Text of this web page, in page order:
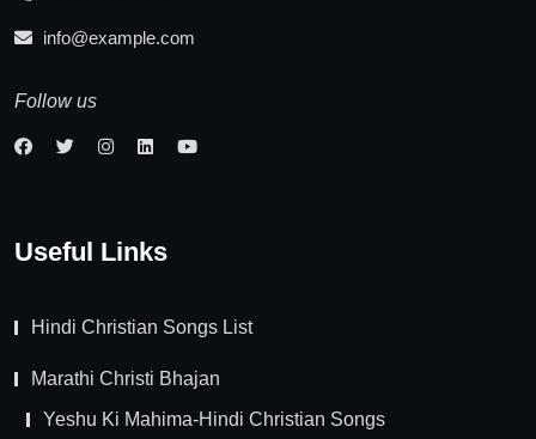
info@example.com
Follow us
Useful Links
Hindi Christian Songs List
Marathi Christi Bhajan
Yeshu Ki Mahima-Hindi Christian Songs